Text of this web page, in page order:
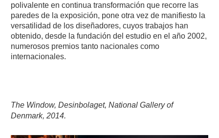
polivalente en continua transformación que recorre las
paredes de la exposición, pone otra vez de manifiesto la
versatilidad de los diseñadores, cuyos trabajos han
obtenido, desde la fundación del estudio en el año 2002,
numerosos premios tanto nacionales como
internacionales.
The Window, Desinbolaget, National Gallery of
Denmark, 2014.